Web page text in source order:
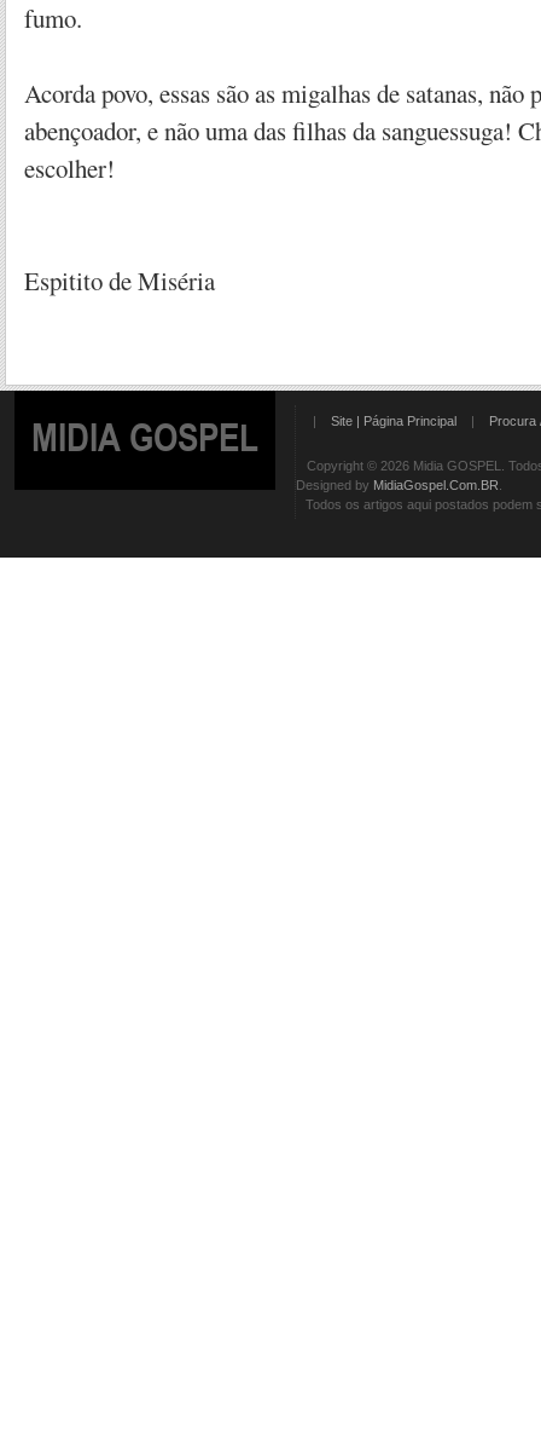
fumo.
Acorda povo, essas são as migalhas de satanas,
abençoador, e não uma das filhas da sanguessuga!
escolher!
Espitito de Miséria
MIDIA GOSPEL | Site | Página Principal | Procura
Copyright © 2026 Midia GOSPEL.
Designed by MidiaGospel.Com.BR
Todos os artigos aqui postados podem